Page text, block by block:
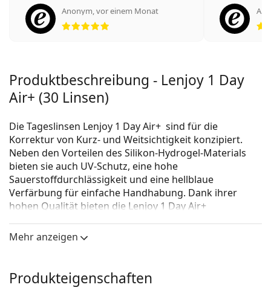
Anonym,vor einem Monat
Produktbeschreibung - Lenjoy 1 Day
Air+ (30 Linsen)
Die Tageslinsen Lenjoy 1 Day Air+ sind für die
Korrektur von Kurz- und Weitsichtigkeit konzipiert.
Neben den Vorteilen des Silikon-Hydrogel-Materials
bieten sie auch UV-Schutz, eine hohe
Sauerstoffdurchlässigkeit und eine hellblaue
Verfärbung für einfache Handhabung. Dank ihrer
hohen Qualität bieten die Lenjoy 1 Day Air+
lang anhaltenden Tragekomfort.
Wichtigste Vorteile
Mehr anzeigen
Produkteigenschaften